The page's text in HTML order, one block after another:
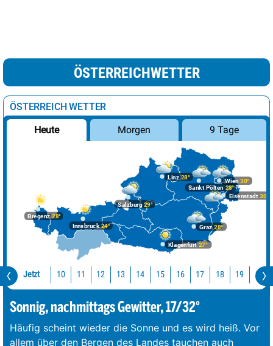
ÖSTERREICHWETTER
ÖSTERREICH WETTER
Heute Morgen 9 Tage
Bregenz28°
Graz28°
Innsbruck24°
Klagenfurt 27°
Linz28°
Salzburg29°
Wien 30°
Eisenstadt 30°
Sankt Pölten 28°
Jetzt 10 11 12 13 14 15 16 17 18 19 20
Sonnig, nachmittags Gewitter, 17/32°
Häufig scheint wieder die Sonne und es wird heiß. Vor
allem über den Bergen des Landes tauchen auch